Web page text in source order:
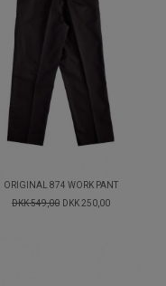
ORIGINAL 874 WORK PANT
DKK 549,00 DKK 250,00